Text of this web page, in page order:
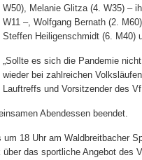
W50), Melanie Glitza (4. W35) –
W11 –, Wolfgang Bernath (2.
Steffen Heiligenschmidt (6. M40)
„Sollte es sich die Pandemie
wieder bei zahlreichen
Lauftreffs und Vorsitzender des
Abendessen beendet.
18 Uhr am Waldbreitbacher
das sportliche Angebot des